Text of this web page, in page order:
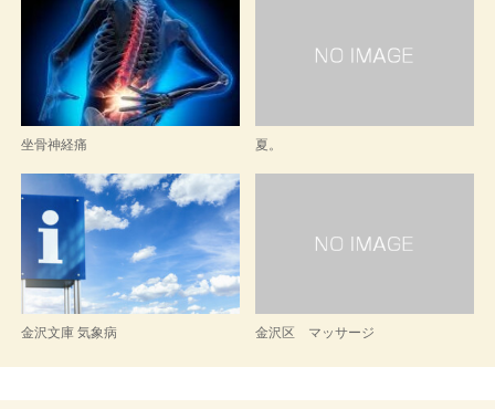
坐骨神経痛 夏。
金沢文庫 気象病 金沢区 マッサージ